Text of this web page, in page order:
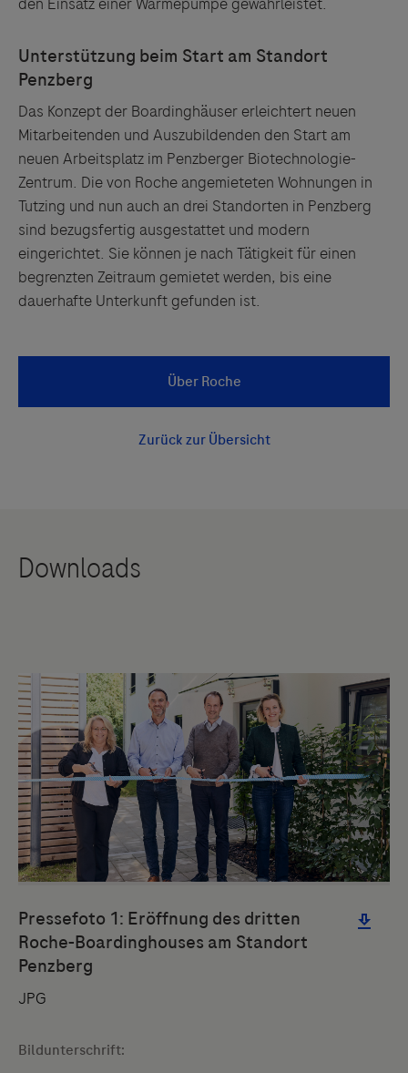
Das Konzept der Boardinghäuser erleichtert neuen
Mitarbeitenden und Auszubildenden den Start am
neuen Arbeitsplatz im Penzberger Biotechnologie-
Zentrum. Die von Roche angemieteten Wohnungen in
Tutzing und nun auch an drei Standorten in Penzberg
sind bezugsfertig ausgestattet und modern
eingerichtet. Sie können je nach Tätigkeit für einen
begrenzten Zeitraum gemietet werden, bis eine
dauerhafte Unterkunft gefunden ist.
Bildunterschrift: